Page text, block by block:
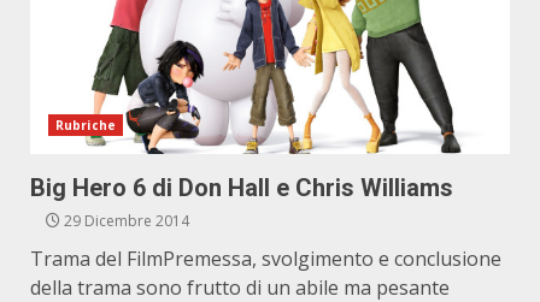
Rubriche
Big Hero 6 di Don Hall e Chris Williams
29 Dicembre 2014
Trama del FilmPremessa, svolgimento e conclusione
della trama sono frutto di un abile ma pesante